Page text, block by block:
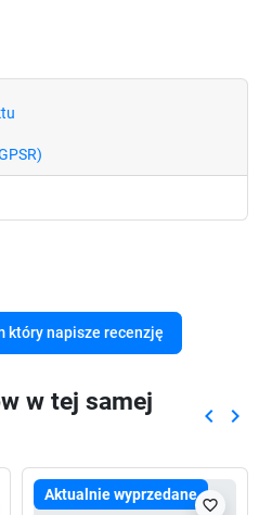
który napisze recenzję
w tej samej
keyboard_arrow_left keyboard_arrow_right
Aktualnie wyprzedane
favorite_border